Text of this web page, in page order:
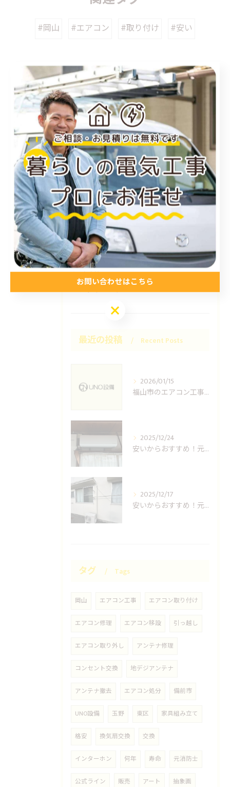
#岡山 #エアコン #取り付け #安い
カテゴリー Categories
全てのカテゴリー
福山市のエアコン工事
尾道市のエアコン工事
倉敷市のエアコン工事
アンテナ工事
電気工事
お知らせ
施工事例
お得情報
コラム
プライベート
最近の投稿 Recent Posts
2026/01/15
福山市のエアコン工事ならUNO設備へどうぞ
2025/12/24
安いからおすすめ！元消防士の倉敷エアコン取り付け業者はUNO設備へ！
2025/12/17
安いからおすすめ！元消防士の岡山エアコン取り付け業者はUNO設備へ！
タグ Tags
岡山 エアコン工事 エアコン取り付け
エアコン修理 エアコン移設 引っ越し
エアコン取り外し アンテナ修理
コンセント交換 地デジアンテナ
アンテナ撤去 エアコン処分 備前市
UNO設備 玉野 東区 家具組み立て
格安 換気扇交換 交換
インターホン 何年 寿命 元消防士
公式ライン 販売 アート 抽象画
お問い合わせはこちら
お問い合わせはこちら